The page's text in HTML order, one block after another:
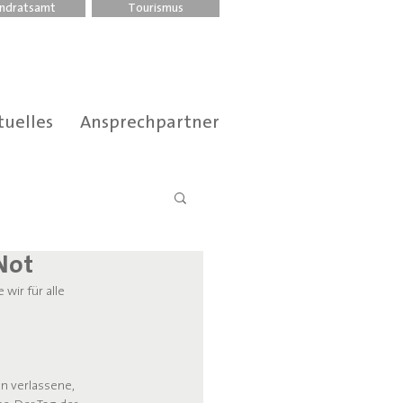
Tourismus
Ansprechpartner
wir für alle
verlassene,